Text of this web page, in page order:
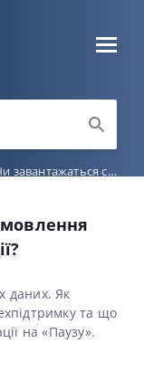
старі замовлення після увімкнення інтеграції?
даних. Як
та що
на «Паузу».